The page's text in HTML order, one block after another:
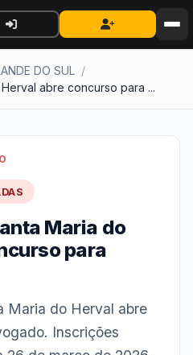
DO SUL
abre concurso para ...
Maria do
para
Maria do Herval abre
Inscrições